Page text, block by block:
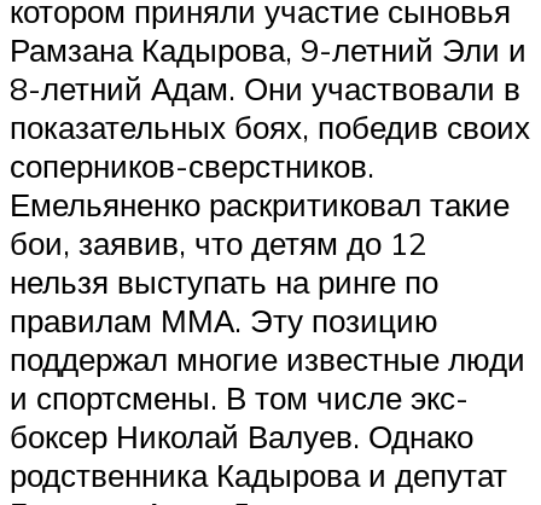
котором приняли участие сыновья
Рамзана Кадырова, 9-летний Эли и
8-летний Адам. Они участвовали в
показательных боях, победив своих
соперников-сверстников.
Емельяненко раскритиковал такие
бои, заявив, что детям до 12
нельзя выступать на ринге по
правилам ММА. Эту позицию
поддержал многие известные люди
и спортсмены. В том числе экс-
боксер Николай Валуев. Однако
родственника Кадырова и депутат